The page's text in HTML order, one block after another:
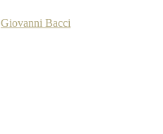
Giovanni Bacci